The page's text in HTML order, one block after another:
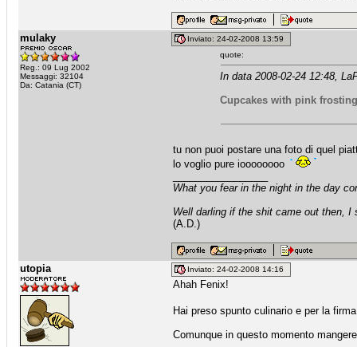
mulaky
Reg.: 09 Lug 2002
Messaggi: 32104
Da: Catania (CT)
Inviato: 24-02-2008 13:59
quote:
In data 2008-02-24 12:48,
Cupcakes with pink
tu non puoi postare una foto di quel
lo voglio pure ioooooooo
What you fear in the night in the day
Well darling if the shit came out then, I
(A.D.)
utopia Inviato: 24-02-2008 14:16
Ahah Fenix!
Hai preso spunto culinario e per la
Comunque in questo momento